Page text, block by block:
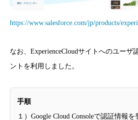
https://www.salesforce.com/jp/products/
なお、ExperienceCloudサイトへのユーザ
ントを利用しました。
手順
１）Google Cloud Consoleで認証情報